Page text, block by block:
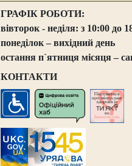
ГРАФІК РОБОТИ:
вівторок - неділя: з 10:00 до
понеділок – вихідний день
остання п`ятниця місяця –
КОНТАКТИ